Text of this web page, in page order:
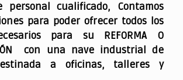
personal cualificado, Contamos
para poder ofrecer todos los
para su REFORMA O
con una nave industrial de
a oficinas, talleres y